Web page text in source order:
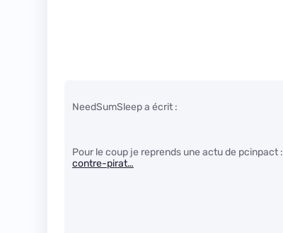
NeedSumSleep a écrit :
Pour le coup je reprends une actu de pcinpact :
contre-pirat…